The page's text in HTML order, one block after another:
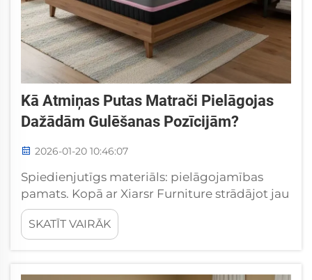
Kā Atmiņas Putas Matrači Pielāgojas
Dažādām Gulēšanas Pozīcijām?
2026-01-20 10:46:07
Spiedienjutīgs materiāls: pielāgojamības
pamats. Kopā ar Xiarsr Furniture strādājot jau
vairākus gadus, man bija iespēja personīgi
pārliecināties, kā atmiņas putas matrači
lieliski pielāgojas dažādām gulēšanas
pāris no Nor...
SKATĪT VAIRĀK